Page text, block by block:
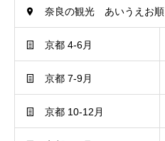
奈良の観光 あいうえお順
京都 4-6月
京都 7-9月
京都 10-12月